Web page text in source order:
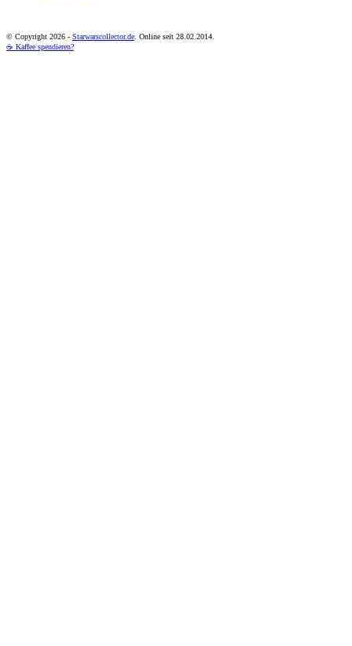
© Copyright 2026 - Starwarscollector.de. Online seit 28.02.2014.
☕ Kaffee spendieren?